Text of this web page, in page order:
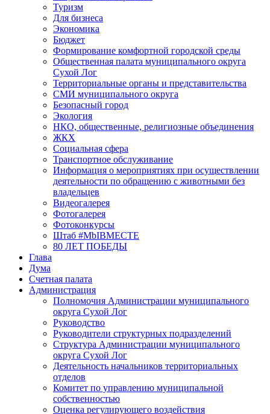
Туризм
Для бизнеса
Экономика
Бюджет
Формирование комфортной городской среды
Общественная палата муниципального округа
Сухой Лог
Территориальные органы и представительства
СМИ муниципального округа
Безопасный город
Экология
НКО, общественные, религиозные объединения
ЖКХ
Социальная сфера
Транспортное обслуживание
Информация о мероприятиях при осуществлении
деятельности по обращению с животными без
владельцев
Видеогалерея
Фотогалерея
Фотоконкурсы
Штаб #MbIBMECTE
80 ЛЕТ ПОБЕДЫ
Глава
Дума
Счетная палата
Администрация
Полномочия Администрации муниципального
округа Сухой Лог
Руководство
Руководители структурных подразделений
Структура Администрации муниципального
округа Сухой Лог
Деятельность начальников территориальных
отделов
Комитет по управлению муниципальной
собственностью
Оценка регулирующего воздействия